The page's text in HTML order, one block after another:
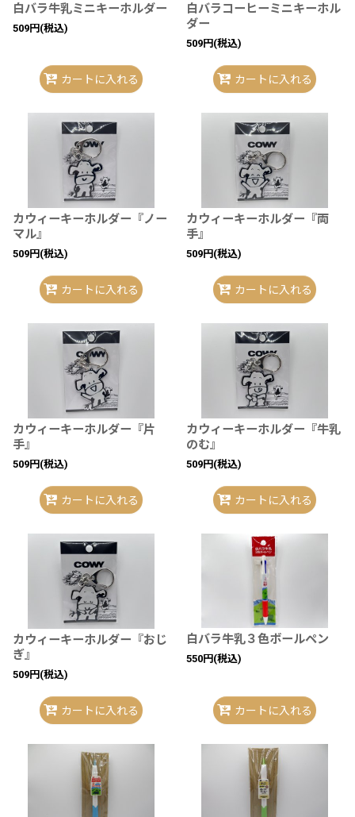
白バラ牛乳ミニキーホルダー
509円 (税込)
カートに入れる
白バラコーヒーミニキーホル
ダー
509円 (税込)
カートに入れる
カウィーキーホルダー『ノー
マル』
509円 (税込)
カートに入れる
カウィーキーホルダー『両
手』
509円 (税込)
カートに入れる
カウィーキーホルダー『片
手』
509円 (税込)
カートに入れる
カウィーキーホルダー『牛乳
のむ』
509円 (税込)
カートに入れる
カウィーキーホルダー『おじ
ぎ』
509円 (税込)
カートに入れる
白バラ牛乳３色ボールペン
550円 (税込)
カートに入れる